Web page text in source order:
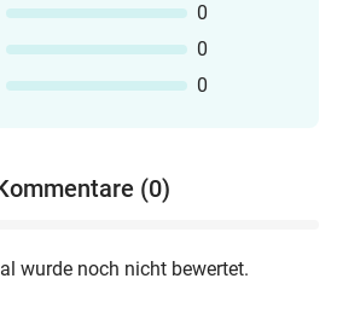
0
0
0
(0)
wurde noch nicht bewertet.